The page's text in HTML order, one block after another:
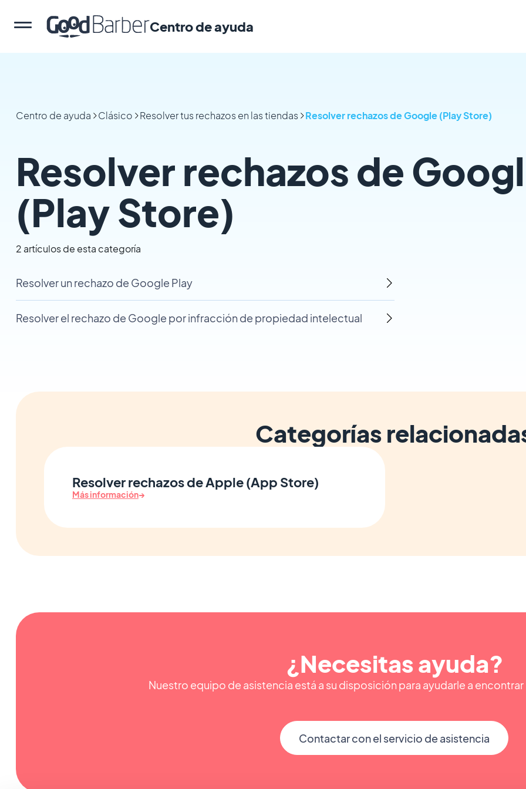
Centro de ayuda
Centro de ayuda Clásico Resolver tus rechazos en las tiendas Resolver rechazos de Google (Play Store)
Resolver rechazos de
(Play Store)
2 artículos de esta categoría
Resolver un rechazo de Google Play
Resolver el rechazo de Google por infracción de propiedad intelectual
Categorías
Resolver rechazos de Apple (App Store)
Más información→
¿Necesitas ayuda?
Nuestro equipo de asistencia está a su disposición para ayudarle a
Contactar con el servicio de asistencia